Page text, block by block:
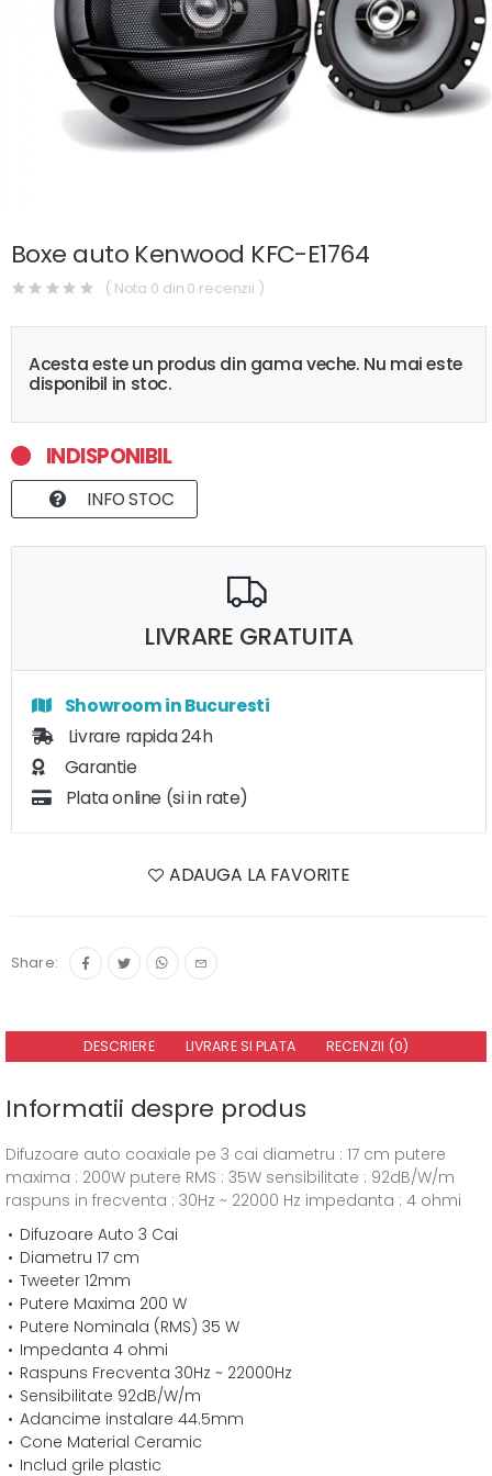
Boxe auto Kenwood KFC-E1764
( Nota 0 din 0 recenzii )
Acesta este un produs din gama veche. Nu mai este
disponibil in stoc.
INDISPONIBIL
INFO STOC
LIVRARE GRATUITA
Showroom in Bucuresti
Livrare rapida 24h
Garantie
Plata online (si in rate)
ADAUGA LA FAVORITE
Share:
DESCRIERE LIVRARE SI PLATA RECENZII (0)
Informatii despre produs
Difuzoare auto coaxiale pe 3 cai diametru : 17 cm putere
maxima : 200W putere RMS : 35W sensibilitate : 92dB/W/m
raspuns in frecventa : 30Hz ~ 22000 Hz impedanta : 4 ohmi
Difuzoare Auto 3 Cai
Diametru 17 cm
Tweeter 12mm
Putere Maxima 200 W
Putere Nominala (RMS) 35 W
Impedanta 4 ohmi
Raspuns Frecventa 30Hz ~ 22000Hz
Sensibilitate 92dB/W/m
Adancime instalare 44.5mm
Cone Material Ceramic
Includ grile plastic